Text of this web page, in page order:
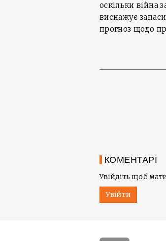
оскільки війна
виснажує
прогноз щодо
КОМЕНТАРІ
Увійдіть щоб
Увійти